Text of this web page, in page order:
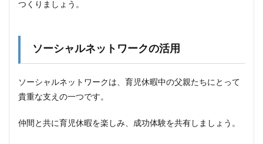
つくりましょう。
ソーシャルネットワークの活用
ソーシャルネットワークは、育児休暇中の父親たちにとって
貴重な支えの一つです。
仲間と共に育児休暇を楽しみ、成功体験を共有しましょう。